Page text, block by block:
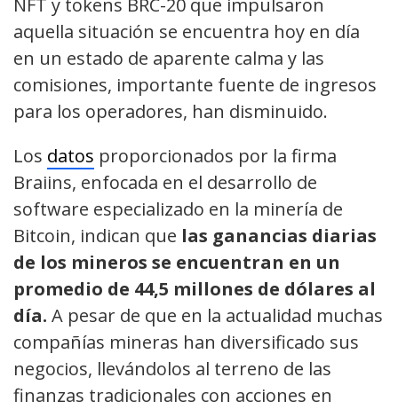
NFT y tokens BRC-20 que impulsaron
aquella situación se encuentra hoy en día
en un estado de aparente calma y las
comisiones, importante fuente de ingresos
para los operadores, han disminuido.
Los datos proporcionados por la firma
Braiins, enfocada en el desarrollo de
software especializado en la minería de
Bitcoin, indican que las ganancias diarias
de los mineros se encuentran en un
promedio de 44,5 millones de dólares al
día. A pesar de que en la actualidad muchas
compañías mineras han diversificado sus
negocios, llevándolos al terreno de las
finanzas tradicionales con acciones en